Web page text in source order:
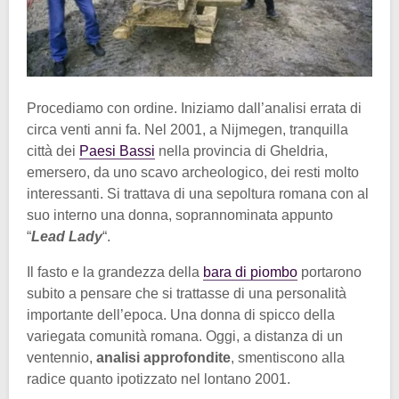
Procediamo con ordine. Iniziamo dall’analisi errata di
circa venti anni fa. Nel 2001, a Nijmegen, tranquilla
città dei Paesi Bassi nella provincia di Gheldria,
emersero, da uno scavo archeologico, dei resti molto
interessanti. Si trattava di una sepoltura romana con al
suo interno una donna, soprannominata appunto
“Lead Lady“.
Il fasto e la grandezza della bara di piombo portarono
subito a pensare che si trattasse di una personalità
importante dell’epoca. Una donna di spicco della
variegata comunità romana. Oggi, a distanza di un
ventennio, analisi approfondite, smentiscono alla
radice quanto ipotizzato nel lontano 2001.